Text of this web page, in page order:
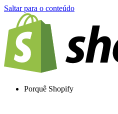
Saltar para o conteúdo
Porquê Shopify